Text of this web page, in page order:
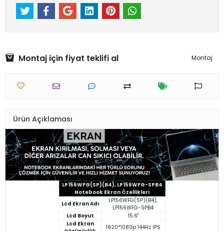
Montaj için fiyat teklifi al Montaj
Ürün Açıklaması
LP156WFG(SP)(B4), LP156WFG-SPB4
Notebook Ekran Özellikleri
Lcd Ekran Adı
LP156WFG(SP)(B4),
LP156WFG-SPB4
Lcd Boyut
15.6"
Lcd Ekran
1920*1080p 144Hz IPS